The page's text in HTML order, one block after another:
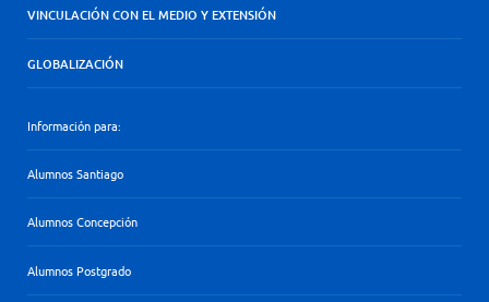
VINCULACIÓN CON EL MEDIO Y EXTENSIÓN
GLOBALIZACIÓN
Información para:
Alumnos Santiago
Alumnos Concepción
Alumnos Postgrado